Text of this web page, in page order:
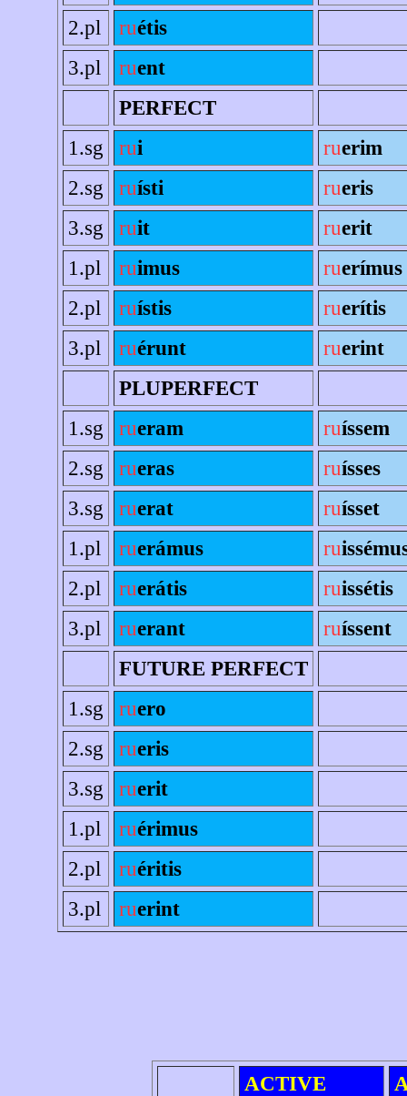
2.pl
ruétis
3.pl
ruent
PERFECT
1.sg
rui ruerim
2.sg
ruísti rueris
3.sg
ruit ruerit
1.pl
ruimus ruerímus
2.pl
ruístis ruerítis
3.pl
ruérunt ruerint
PLUPERFECT
1.sg
rueram ruíssem
2.sg
rueras ruísses
3.sg
ruerat ruísset
1.pl
ruerámus ru
2.pl
ruerátis ruissétis
3.pl
ruerant ruíssent
FUTURE PERFECT
1.sg
ruero
2.sg
rueris
3.sg
ruerit
1.pl
ruérimus
2.pl
ruéritis
3.pl
ruerint
ACTIVE